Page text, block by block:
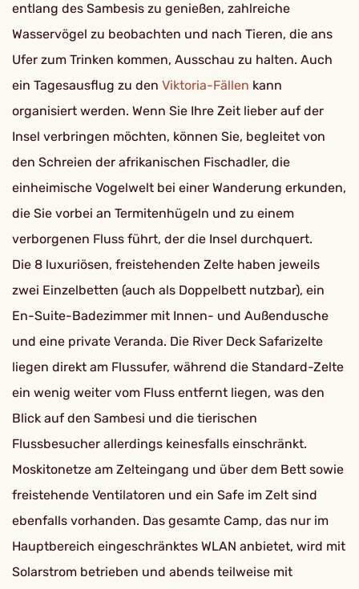
entlang des Sambesis zu genießen, zahlreiche
Wasservögel zu beobachten und nach Tieren, die ans
Ufer zum Trinken kommen, Ausschau zu halten. Auch
ein Tagesausflug zu den Viktoria-Fällen kann
organisiert werden. Wenn Sie Ihre Zeit lieber auf der
Insel verbringen möchten, können Sie, begleitet von
den Schreien der afrikanischen Fischadler, die
einheimische Vogelwelt bei einer Wanderung erkunden,
die Sie vorbei an Termitenhügeln und zu einem
verborgenen Fluss führt, der die Insel durchquert.
Die 8 luxuriösen, freistehenden Zelte haben jeweils
zwei Einzelbetten (auch als Doppelbett nutzbar), ein
En-Suite-Badezimmer mit Innen- und Außendusche
und eine private Veranda. Die River Deck Safarizelte
liegen direkt am Flussufer, während die Standard-Zelte
ein wenig weiter vom Fluss entfernt liegen, was den
Blick auf den Sambesi und die tierischen
Flussbesucher allerdings keinesfalls einschränkt.
Moskitonetze am Zelteingang und über dem Bett sowie
freistehende Ventilatoren und ein Safe im Zelt sind
ebenfalls vorhanden. Das gesamte Camp, das nur im
Hauptbereich eingeschränktes WLAN anbietet, wird mit
Solarstrom betrieben und abends teilweise mit